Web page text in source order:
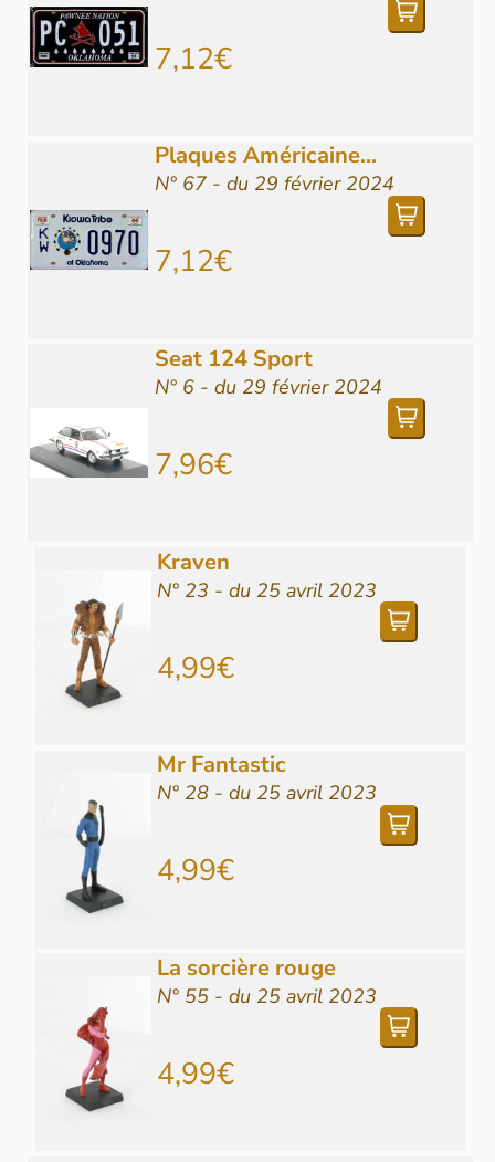
7,12€
Plaques Américaine...
N° 67 - du 29 février 2024
7,12€
Seat 124 Sport
N° 6 - du 29 février 2024
7,96€
Kraven
N° 23 - du 25 avril 2023
4,99€
Mr Fantastic
N° 28 - du 25 avril 2023
4,99€
La sorcière rouge
N° 55 - du 25 avril 2023
4,99€